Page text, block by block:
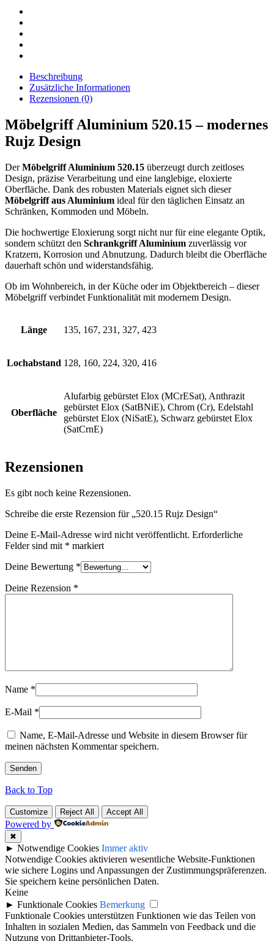
Beschreibung
Zusätzliche Informationen
Rezensionen (0)
Möbelgriff Aluminium 520.15 – modernes
Rujz Design
DerMöbelgriff Aluminium 520.15 überzeugt durch zeitloses
Design, präzise Verarbeitung und eine langlebige, eloxierte
Oberfläche. Dank des robusten Materials eignet sich dieser
Möbelgriff aus Aluminium ideal für den täglichen Einsatz an
Schränken, Kommoden und Möbeln.
Die hochwertige Eloxierung sorgt nicht nur für eine elegante Optik,
sondern schützt den Schrankgriff Aluminium zuverlässig vor
Kratzern, Korrosion und Abnutzung. Dadurch bleibt die Oberfläche
dauerhaft schön und widerstandsfähig.
Ob im Wohnbereich, in der Küche oder im Objektbereich – dieser
Möbelgriff verbindet Funktionalität mit modernem Design.
Länge 135, 167, 231, 327, 423
Lochabstand 128, 160, 224, 320, 416
Oberfläche
Alufarbig gebürstet Elox (MCrESat), Anthrazit
gebürstet Elox (SatBNiE), Chrom (Cr), Edelstahl
gebürstet Elox (NiSatE), Schwarz gebürstet Elox
(SatCrnE)
Rezensionen
Es gibt noch keine Rezensionen.
Schreibe die erste Rezension für „520.15 Rujz Design“
Deine E-Mail-Adresse wird nicht veröffentlicht. Erforderliche
Felder sind mit * markiert
Deine Bewertung *
Deine Rezension *
Name *
E-Mail *
Name, E-Mail-Adresse und Website in diesem Browser für
meinen nächsten Kommentar speichern.
Back to Top
Customize Reject All Accept All
Powered by
✖
► Notwendige Cookies Immer aktiv
Notwendige Cookies aktivieren wesentliche Website-Funktionen
wie sichere Logins und Anpassungen der Zustimmungspräferenzen.
Sie speichern keine persönlichen Daten.
Keine
► Funktionale Cookies Bemerkung
Funktionale Cookies unterstützen Funktionen wie das Teilen von
Inhalten in sozialen Medien, das Sammeln von Feedback und die
Nutzung von Drittanbieter-Tools.